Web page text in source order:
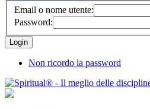
Email o nome utente:
Password:
Non ricordo la password